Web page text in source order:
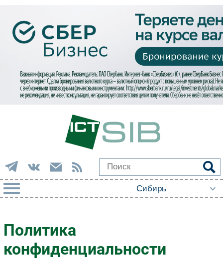
Импорто­замещение
Автоматизация Промышленности
Политика
конфиденциальности